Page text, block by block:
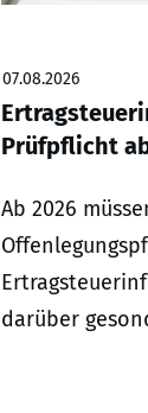
07.08.2026
Prüfpflicht
Ab 2026
darüber